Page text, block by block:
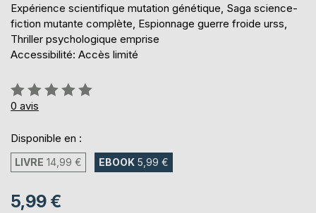
Expérience scientifique mutation génétique, Saga science-
fiction mutante complète, Espionnage guerre froide urss,
Thriller psychologique emprise
Accessibilité: Accès limité
Évaluation:
0%
0 avis
Disponible en :
LIVRE 14,99 € EBOOK 5,99 €
5,99 €